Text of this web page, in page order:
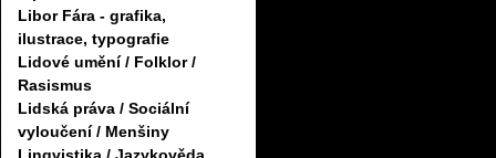
Libor Fára - grafika,
ilustrace, typografie
Lidové umění / Folklor /
Rasismus
Lidská práva / Sociální
vyloučení / Menšiny